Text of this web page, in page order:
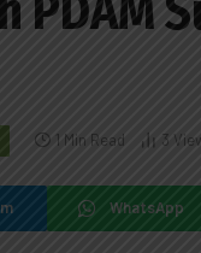
1 Min Read 3
WhatsApp